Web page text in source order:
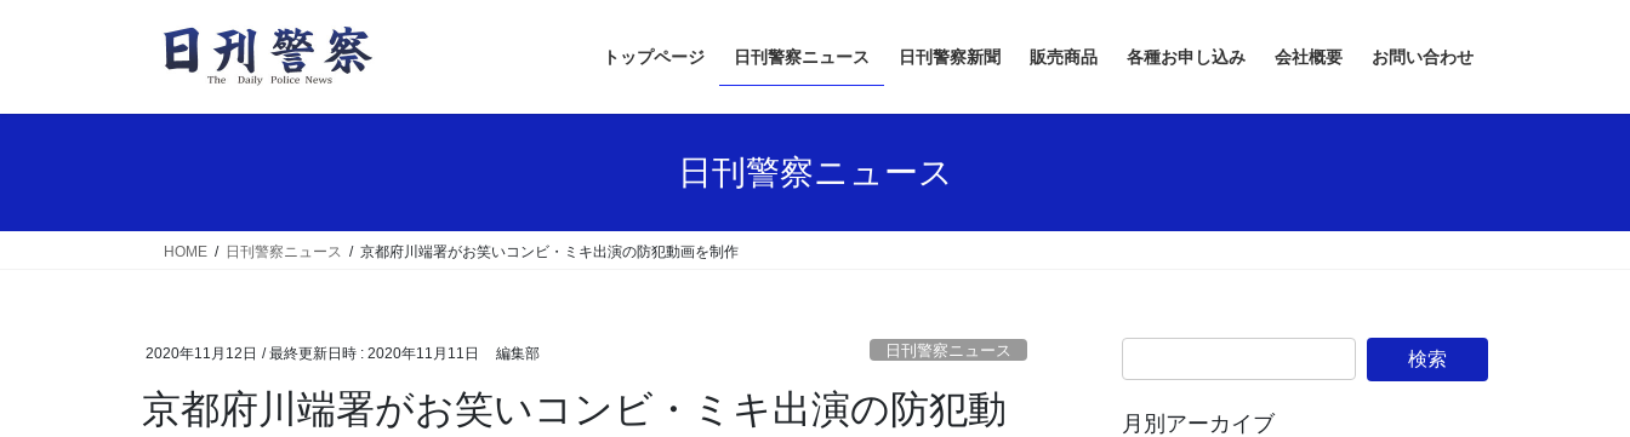
トップページ 日刊警察ニュース 日刊警察新聞 販売商品 各種お申し込み 会社概要 お問い合わせ
日刊警察ニュース
HOME 日刊警察ニュース 京都府川端署がお笑いコンビ・ミキ出演の防犯動画を制作
2020年11月12日 / 最終更新日時 : 2020年11月11日 編集部 日刊警察ニュース
京都府川端署がお笑いコンビ・ミキ出演の防犯動
月別アーカイブ